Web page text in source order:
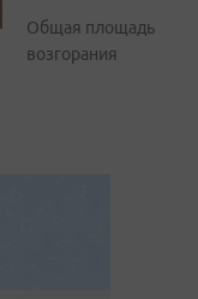
Общая площадь
возгорания